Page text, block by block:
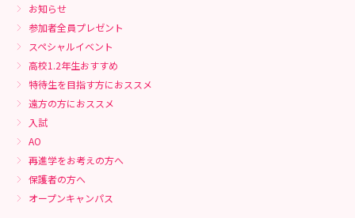
お知らせ
参加者全員プレゼント
スペシャルイベント
高校1.2年生おすすめ
特待生を目指す方におススメ
遠方の方におススメ
入試
AO
再進学をお考えの方へ
保護者の方へ
オープンキャンパス